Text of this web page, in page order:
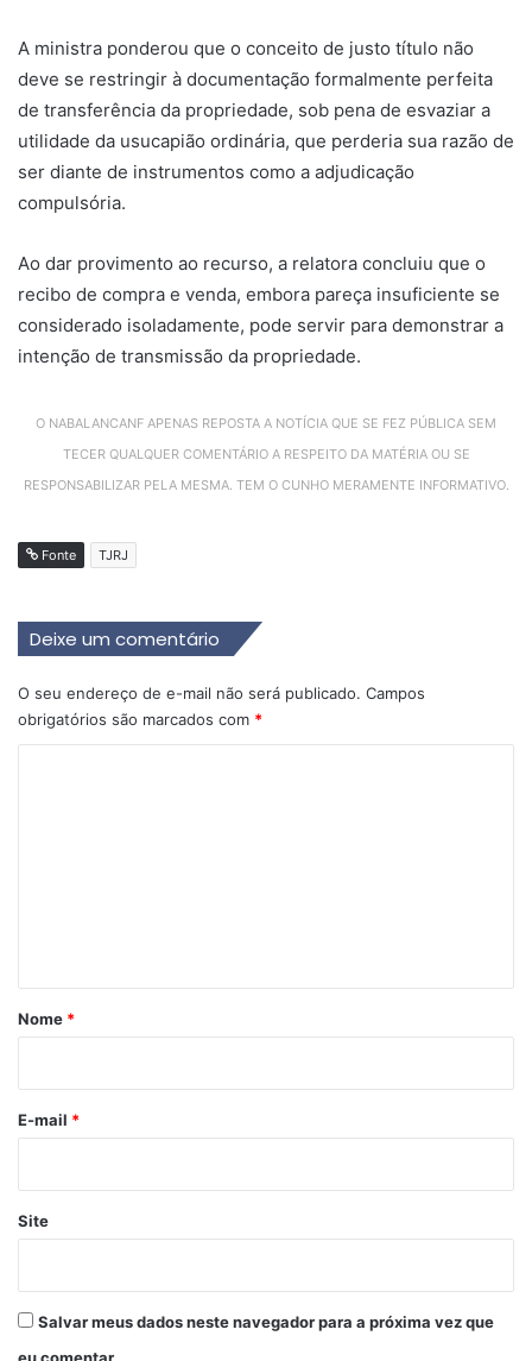
A ministra ponderou que o conceito de justo título não
deve se restringir à documentação formalmente perfeita
de transferência da propriedade, sob pena de esvaziar a
utilidade da usucapião ordinária, que perderia sua razão de
ser diante de instrumentos como a adjudicação
compulsória.
Ao dar provimento ao recurso, a relatora concluiu que o
recibo de compra e venda, embora pareça insuficiente se
considerado isoladamente, pode servir para demonstrar a
intenção de transmissão da propriedade.
O NABALANCANF APENAS REPOSTA A NOTÍCIA QUE SE FEZ PÚBLICA SEM
TECER QUALQUER COMENTÁRIO A RESPEITO DA MATÉRIA OU SE
RESPONSABILIZAR PELA MESMA. TEM O CUNHO MERAMENTE INFORMATIVO.
Fonte TJRJ
Deixe um comentário
O seu endereço de e-mail não será publicado. Campos
obrigatórios são marcados com *
r
*
Nome *
E-mail *
Site
Salvar meus dados neste navegador para a próxima vez que
eu comentar.